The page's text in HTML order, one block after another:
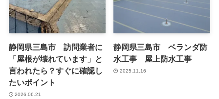
静岡県三島市 訪問業者に
「屋根が壊れています」と
言われたら？すぐに確認し
たいポイント
2026.06.21
静岡県三島市 ベランダ防
水工事 屋上防水工事
2025.11.16